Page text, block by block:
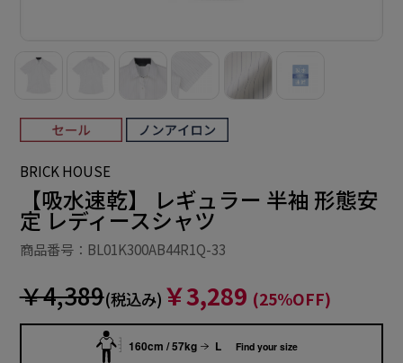
BRICK HOUSE
【吸水速乾】 レギュラー 半袖 形態安
定 レディースシャツ
商品番号：BL01K300AB44R1Q-33
￥4,389(税込み) ￥3,289 (25%OFF)
160cm / 57kg L Find your size